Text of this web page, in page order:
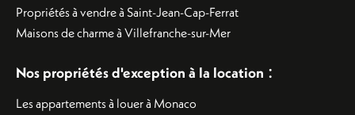
Propriétés à vendre à Saint-Jean-Cap-Ferrat
Maisons de charme à Villefranche-sur-Mer
Nos propriétés d'exception à la location :
Les appartements à louer à Monaco